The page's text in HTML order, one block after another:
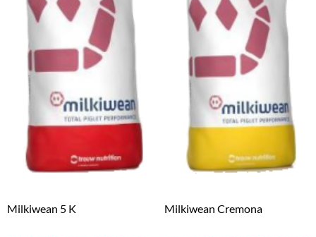
Milkiwean 5 K Milkiwean Cremona